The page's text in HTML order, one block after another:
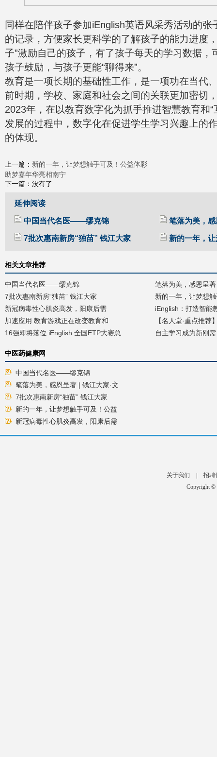
同样在陪伴孩子参加iEnglish英语风采秀活动的张
的记录，方便家长更科学的了解孩子的能力进度
子”激励自己的孩子，有了孩子每天的学习数据，
孩子鼓励，与孩子更能“聊得来”。
教育是一项长期的基础性工作，是一项功在当代
前时期，学校、家庭和社会之间的关联更加密切
2023年，在以教育数字化为抓手推进智慧教育和
发展的过程中，数字化在促进学生学习兴趣上的
的体现。
上一篇： 新的一年，让梦想触手可及！公益体彩
助梦嘉年华亮相南宁
下一篇：没有了
延伸阅读
中国当代名医——缪克锦 笔落为美，感
7批次惠南新房“独苗” 钱江大家 新的一年，
相关文章推荐
中国当代名医——缪克锦
笔落为美，感恩呈
7批次惠南新房“独苗” 钱江大家
新的一年，让梦想
新冠病毒性心肌炎高发，阳康后需
iEnglish：打造智能
加速应用 教育游戏正在改变教育和
【名人堂·重点推荐
16强即将落位 iEnglish 全国ETP大赛总
自主学习成为新刚
中医药健康网
中国当代名医——缪克锦
笔落为美，感恩呈著 | 钱江大家·文
7批次惠南新房“独苗” 钱江大家
新的一年，让梦想触手可及！公益
新冠病毒性心肌炎高发，阳康后需
关于我们
招聘
Copyright ©